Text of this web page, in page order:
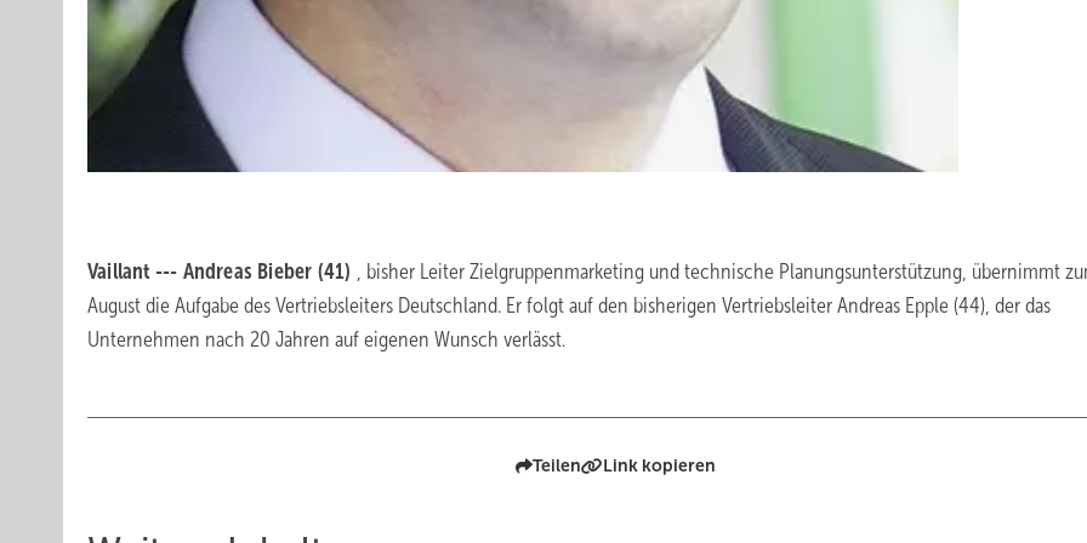
Vaillant --- Andreas Bieber (41) , bisher Leiter Zielgruppenmarketing und technische Planungsunterstützung, übernimmt
August die Aufgabe des Vertriebsleiters Deutschland. Er folgt auf den bisherigen Vertriebsleiter Andreas Epple (44), der das
Unternehmen nach 20 Jahren auf eigenen Wunsch verlässt.
Teilen Link kopieren